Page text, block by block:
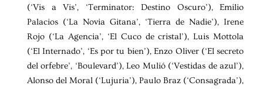
(‘Vis a Vis’, ‘Terminator: Destino Oscuro’), Emilio
Palacios (‘La Novia Gitana’, ‘Tierra de Nadie’), Irene
Rojo (‘La Agencia’, ‘El Cuco de cristal’), Luis Mottola
(‘El Internado’, ‘Es por tu bien’), Enzo Oliver (‘El secreto
del orfebre’, ‘Boulevard’), Leo Mulió (‘Vestidas de azul’),
Alonso del Moral (‘Lujuria’), Paulo Braz (‘Consagrada’),